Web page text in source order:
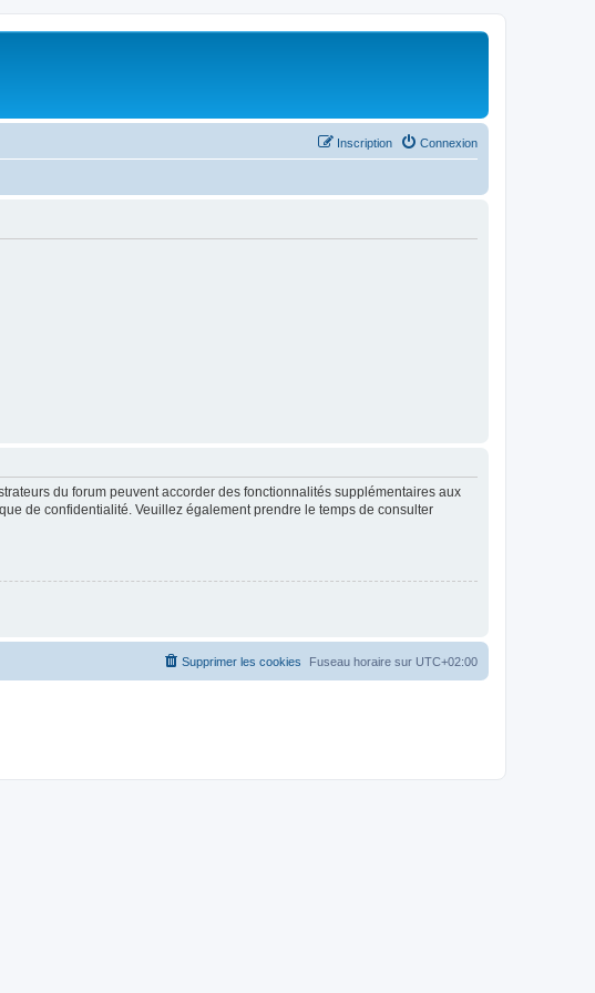
Connexion
Inscription
du forum peuvent accorder des fonctionnalités supplémentaires aux
de confidentialité. Veuillez également prendre le temps de consulter
Fuseau horaire sur UTC+02:00
Supprimer les cookies